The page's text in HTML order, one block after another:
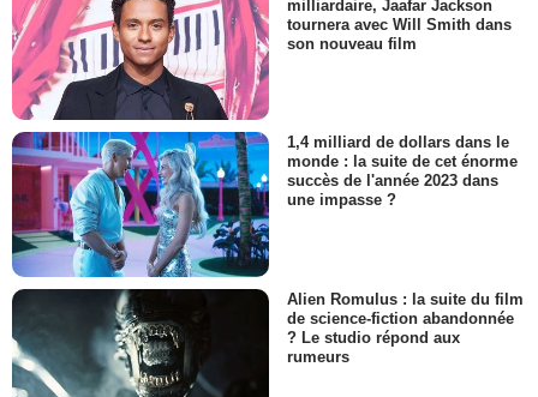
milliardaire, Jaafar Jackson
tournera avec Will Smith dans
son nouveau film
1,4 milliard de dollars dans le
monde : la suite de cet énorme
succès de l'année 2023 dans
une impasse ?
Alien Romulus : la suite du film
de science-fiction abandonnée
? Le studio répond aux
rumeurs